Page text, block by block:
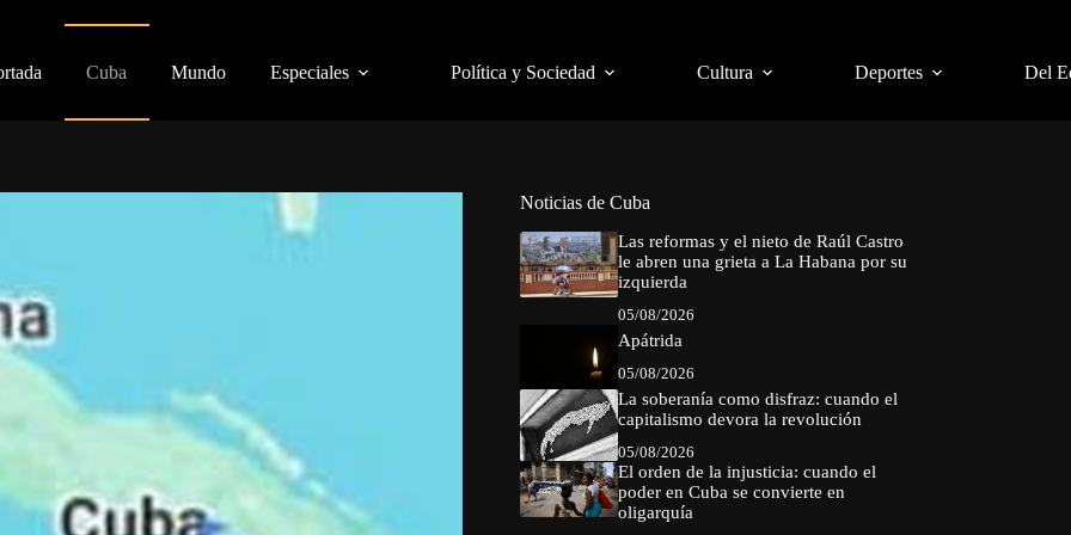
Cuba Mundo Especiales Política y Sociedad Cultura Deportes Del
Noticias de Cuba
Las reformas y el nieto de Raúl Castro
le abren una grieta a La Habana por su
izquierda
05/08/2026
Apátrida
05/08/2026
La soberanía como disfraz: cuando el
capitalismo devora la revolución
05/08/2026
El orden de la injusticia: cuando el
poder en Cuba se convierte en
oligarquía